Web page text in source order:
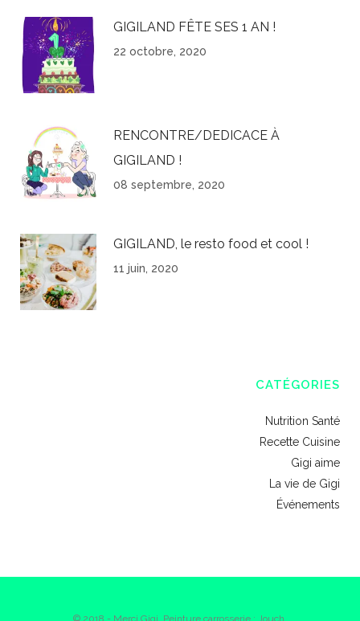
GIGILAND FÊTE SES 1 AN !
22 octobre, 2020
RENCONTRE/DEDICACE À
GIGILAND !
08 septembre, 2020
GIGILAND, le resto food et cool !
11 juin, 2020
CATÉGORIES
Nutrition Santé
Recette Cuisine
Gigi aime
La vie de Gigi
Événements
© 2018 - Merci Gigi. Peinture carrosserie : Jouch.